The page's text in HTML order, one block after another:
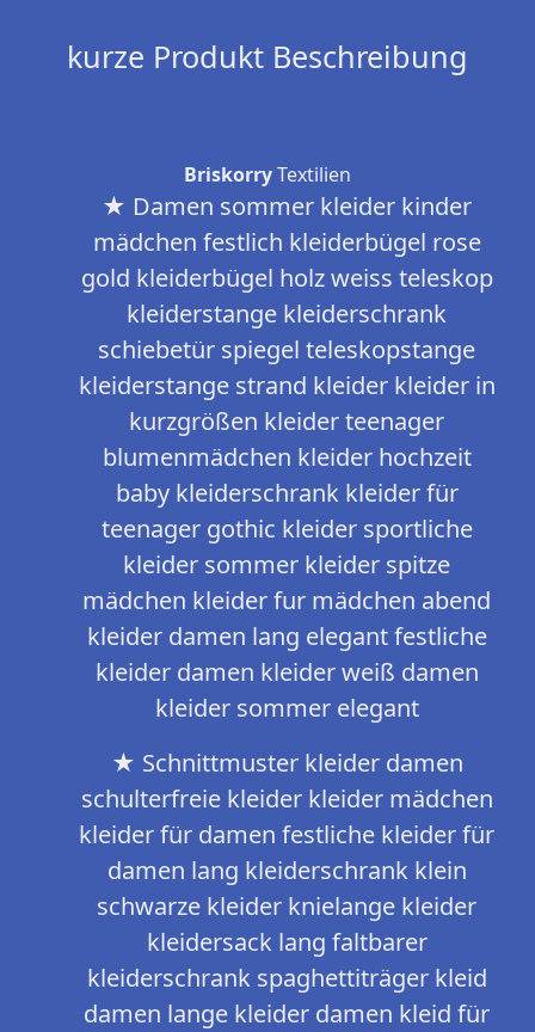
kurze Produkt Beschreibung
BriskorryTextilien
★ Damen sommer kleider kinder
mädchen festlich kleiderbügel rose
gold kleiderbügel holz weiss teleskop
kleiderstange kleiderschrank
schiebetür spiegel teleskopstange
kleiderstange strand kleider kleider in
kurzgrößen kleider teenager
blumenmädchen kleider hochzeit
baby kleiderschrank kleider für
teenager gothic kleider sportliche
kleider sommer kleider spitze
mädchen kleider fur mädchen abend
kleider damen lang elegant festliche
kleider damen kleider weiß damen
kleider sommer elegant
★ Schnittmuster kleider damen
schulterfreie kleider kleider mädchen
kleider für damen festliche kleider für
damen lang kleiderschrank klein
schwarze kleider knielange kleider
kleidersack lang faltbarer
kleiderschrank spaghettiträger kleid
damen lange kleider damen kleid für